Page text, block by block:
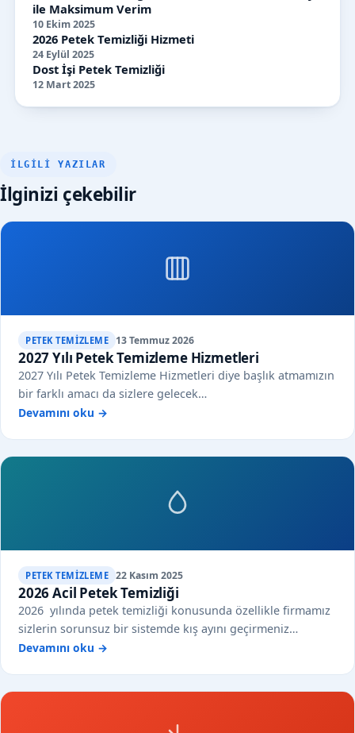
ile Maksimum Verim
10 Ekim 2025
2026 Petek Temizliği Hizmeti
24 Eylül 2025
Dost İşi Petek Temizliği
12 Mart 2025
İLGILI YAZILAR
İlginizi çekebilir
PETEK TEMIZLEME 13 Temmuz 2026
2027 Yılı Petek Temizleme Hizmetleri
2027 Yılı Petek Temizleme Hizmetleri diye başlık atmamızın
bir farklı amacı da sizlere gelecek…
Devamını oku →
PETEK TEMIZLEME 22 Kasım 2025
2026 Acil Petek Temizliği
2026 yılında petek temizliği konusunda özellikle firmamız
sizlerin sorunsuz bir sistemde kış ayını geçirmeniz…
Devamını oku →